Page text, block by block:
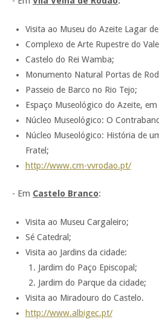
Visita ao Museu do Azeite Lagar
Complexo de Arte Rupestre do
Castelo do Rei Wamba;
Monumento Natural Portas de
Passeio de Barco no Rio Tejo;
Espaço Museológico do Azeite,
Núcleo Museológico: O
Núcleo Museológico: História de
Fratel;
http://www.cm-vvrodao.pt/
- Em Castelo Branco:
Visita ao Museu Cargaleiro;
Sé Catedral;
Visita ao Jardins da cidade:
Jardim do Paço Episcopal;
Jardim do Parque da cidade;
Visita ao Miradouro do Castelo.
http://www.albigec.pt/